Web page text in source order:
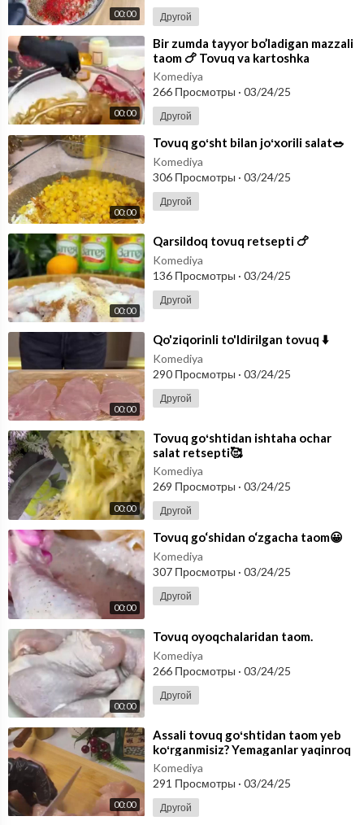
00:00 Другой
00:00
⁣Bir zumda tayyor bo’ladigan mazzali
taom 🍗 Tovuq va kartoshka
duxovkada
Komediya
266 Просмотры · 03/24/25
Другой
00:00
⁣Tovuq goʻsht bilan joʻxorili salat🥗
Komediya
306 Просмотры · 03/24/25
Другой
00:00
⁣Qarsildoq tovuq retsepti 🍗
Komediya
136 Просмотры · 03/24/25
Другой
00:00
⁣Qo'ziqorinli to'ldirilgan tovuq ⬇️
Komediya
290 Просмотры · 03/24/25
Другой
00:00
⁣Tovuq goʻshtidan ishtaha ochar
salat retsepti🥰
Komediya
269 Просмотры · 03/24/25
Другой
00:00
⁣Tovuq go‘shidan o‘zgacha taom😀
Komediya
307 Просмотры · 03/24/25
Другой
00:00
⁣Tovuq oyoqchalaridan taom.
Komediya
266 Просмотры · 03/24/25
Другой
00:00
⁣Assali tovuq goʻshtidan taom yeb
koʻrganmisiz? Yemaganlar yaqinroq
keling!
Komediya
291 Просмотры · 03/24/25
Другой